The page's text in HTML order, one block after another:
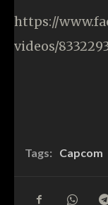
https://
videos/
Tags: Capcom